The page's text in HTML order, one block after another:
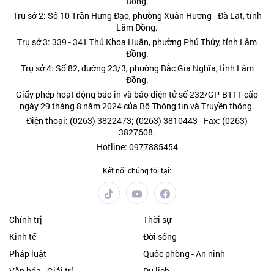
Trụ sở 2: Số 10 Trần Hưng Đạo, phường Xuân Hương - Đà Lạt, tỉnh
Lâm Đồng.
Trụ sở 3: 339 - 341 Thủ Khoa Huân, phường Phú Thủy, tỉnh Lâm
Đồng.
Trụ sở 4: Số 82, đường 23/3, phường Bắc Gia Nghĩa, tỉnh Lâm
Đồng.
Giấy phép hoạt động báo in và báo điện tử số 232/GP-BTTT cấp
ngày 29 tháng 8 năm 2024 của Bộ Thông tin và Truyền thông.
Điện thoại: (0263) 3822473; (0263) 3810443 - Fax: (0263)
3827608.
Hotline: 0977885454
Kết nối chúng tôi tại:
Chính trị
Thời sự
Kinh tế
Đời sống
Pháp luật
Quốc phòng - An ninh